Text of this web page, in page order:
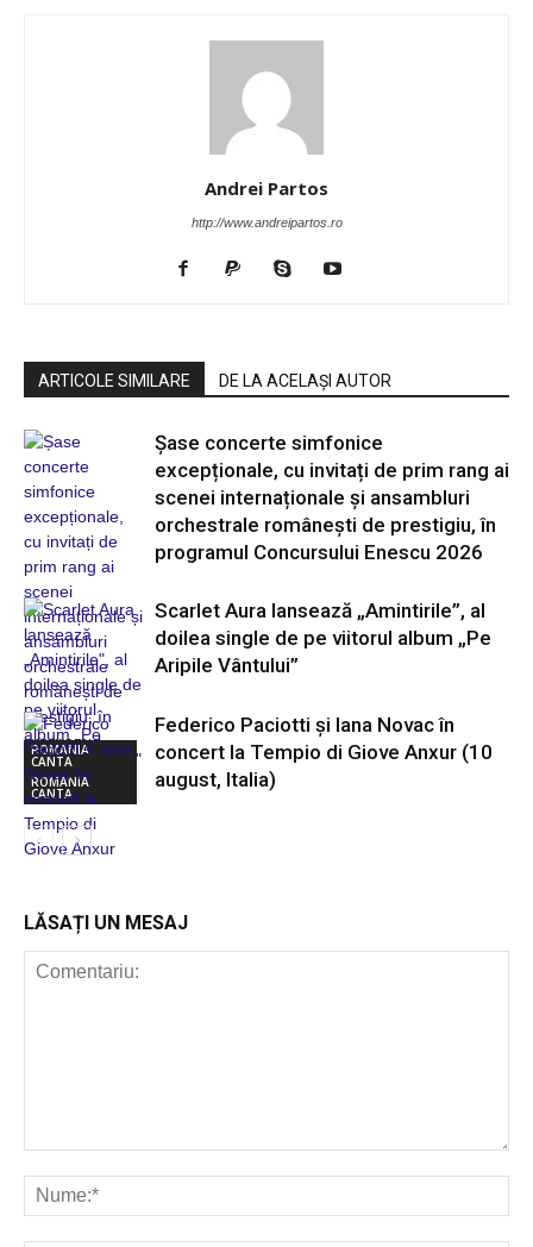
Andrei Partos
http://www.andreipartos.ro
ARTICOLE SIMILARE DE LA ACELAȘI AUTOR
ROMANIA
CANTA
Șase concerte simfonice
excepționale, cu invitați de prim rang ai
scenei internaționale și ansambluri
orchestrale românești de prestigiu, în
programul Concursului Enescu 2026
ROMANIA
CANTA
Scarlet Aura lansează „Amintirile”, al
doilea single de pe viitorul album „Pe
Aripile Vântului”
Federico Paciotti și Iana Novac în
concert la Tempio di Giove Anxur (10
august, Italia)
LĂSAȚI UN MESAJ